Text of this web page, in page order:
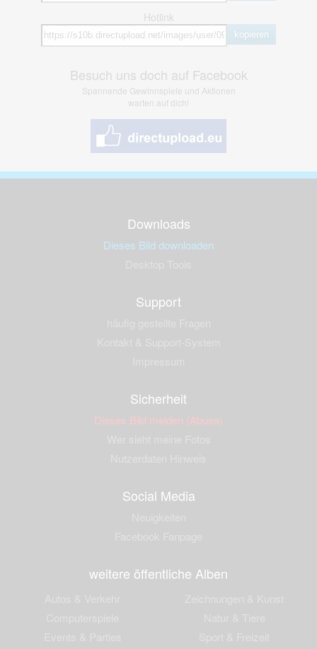
Hotlink
kopieren
Besuch uns doch auf Facebook
Spannende Gewinnspiele und Aktionen
warten auf dich!
Downloads
Dieses Bild downloaden
Support
Sicherheit
Dieses Bild melden (Abuse)
Social Media
weitere öffentliche Alben